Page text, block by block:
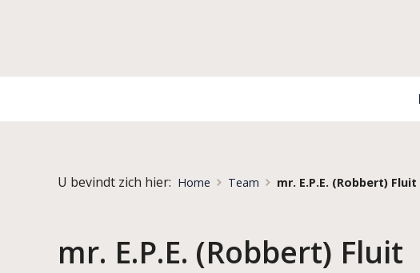
U bevindt zich hier: Home Team mr. E.P.E. (Robbert) Fluit
mr. E.P.E. (Robbert) Fluit